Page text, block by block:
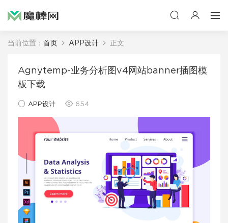
当前位置： 首页 APP设计 正文
Agnytemp-业务分析图v4网站banner插图模
板下载
APP设计 654